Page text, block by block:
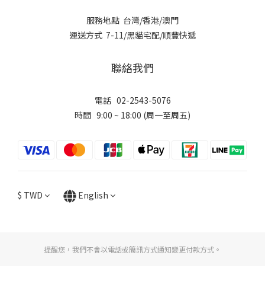
服務地點 台灣/香港/澳門
運送方式 7-11/黑貓宅配/順豐快遞
聯絡我們
電話 02-2543-5076
時間 9:00 ~ 18:00 (周一至周五)
$ TWD English
提醒您，我們不會以電話或簡訊方式通知變更付款方式。